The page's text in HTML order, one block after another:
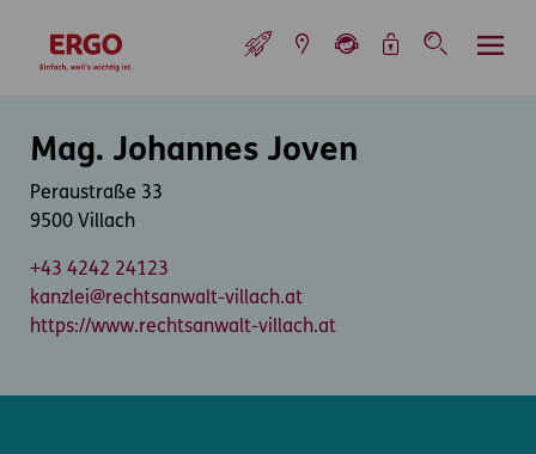
zur Startseite
Mag. Johannes Joven
Peraustraße 33
9500 Villach
+43 4242 24123
kanzlei@rechtsanwalt-villach.at
https://www.rechtsanwalt-villach.at